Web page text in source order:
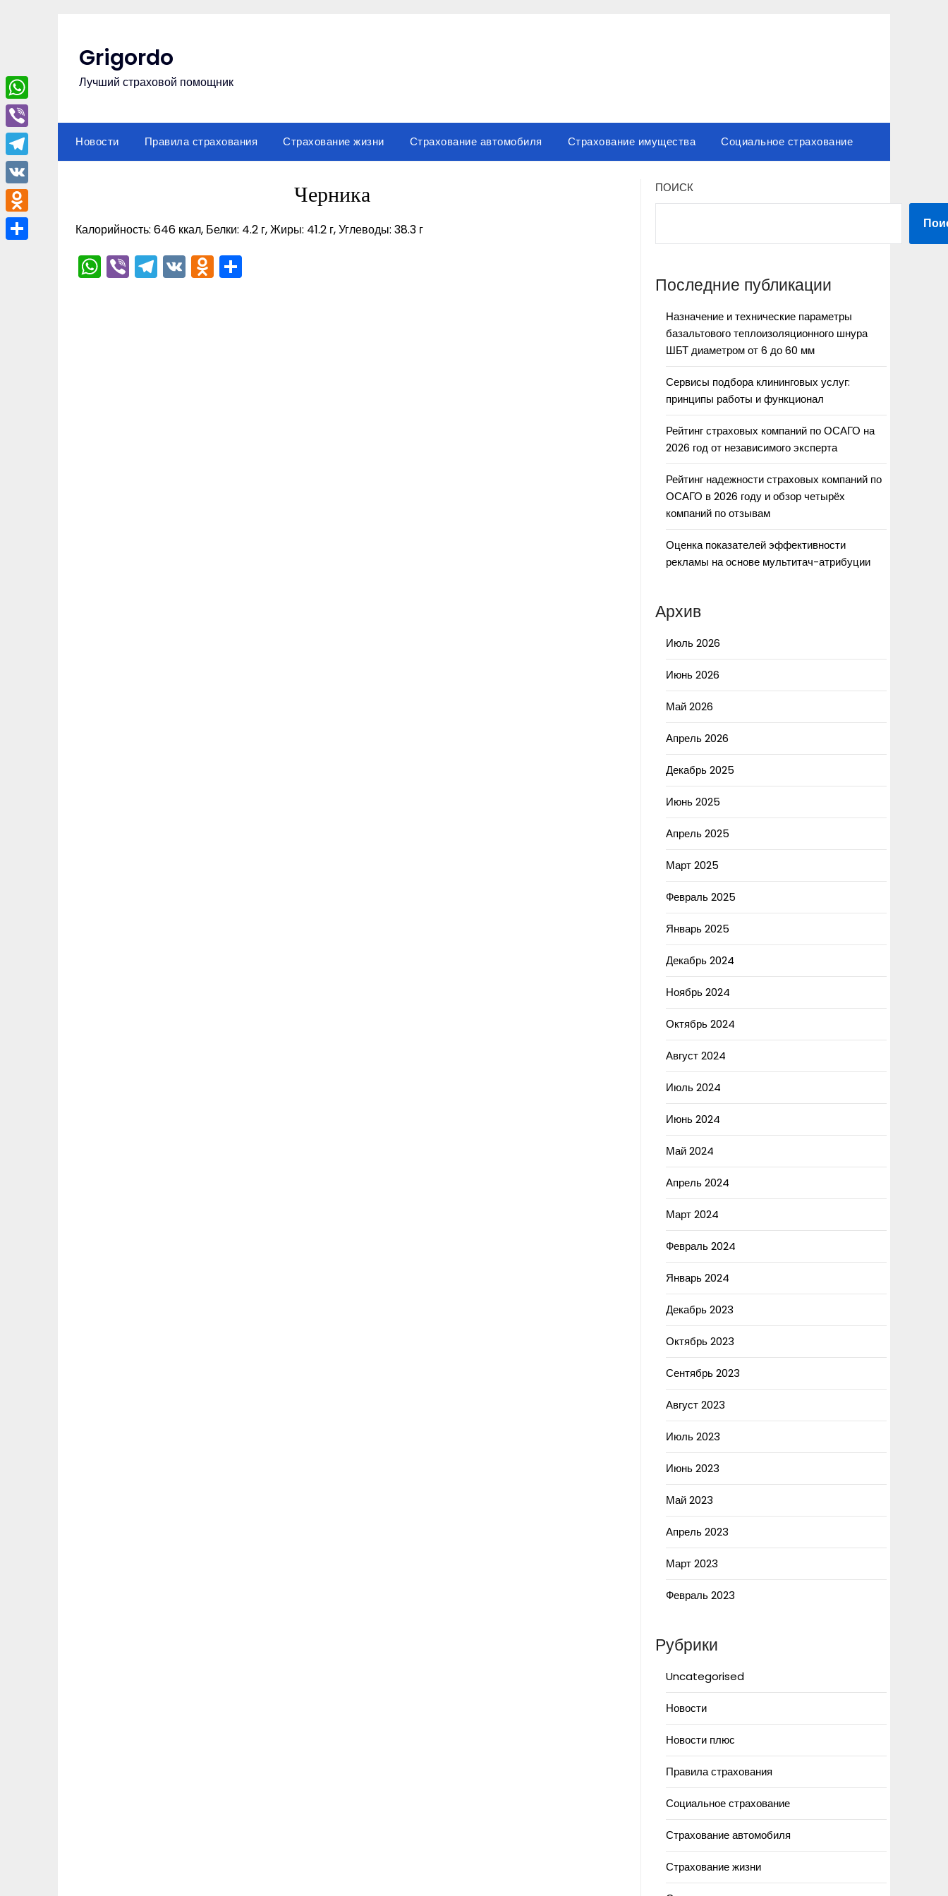
Grigordo
Лучший страховой помощник
Новости Правила страхования Страхование жизни Страхование автомобиля Страхование имущества Социальное страхование
Черника
Калорийность: 646 ккал, Белки: 4.2 г, Жиры: 41.2 г, Углеводы: 38.3 г
WhatsApp
ViberTelegram
VKOdnoklassniki
ПОИСК
Последние публикации
Назначение и технические параметры
базальтового теплоизоляционного шнура
ШБТ диаметром от 6 до 60 мм
Сервисы подбора клининговых услуг:
принципы работы и функционал
Рейтинг страховых компаний по ОСАГО на
2026 год от независимого эксперта
Рейтинг надежности страховых компаний по
ОСАГО в 2026 году и обзор четырёх
компаний по отзывам
Оценка показателей эффективности
рекламы на основе мультитач-атрибуции
Архив
Июль 2026
Июнь 2026
Май 2026
Апрель 2026
Декабрь 2025
Июнь 2025
Апрель 2025
Март 2025
Февраль 2025
Январь 2025
Декабрь 2024
Ноябрь 2024
Октябрь 2024
Август 2024
Июль 2024
Июнь 2024
Май 2024
Апрель 2024
Март 2024
Февраль 2024
Январь 2024
Декабрь 2023
Октябрь 2023
Сентябрь 2023
Август 2023
Июль 2023
Июнь 2023
Май 2023
Апрель 2023
Март 2023
Февраль 2023
Рубрики
Uncategorised
Новости
Новости плюс
Правила страхования
Социальное страхование
Страхование автомобиля
Страхование жизни
WhatsApp
Viber
Telegram
VK
Odnoklassniki